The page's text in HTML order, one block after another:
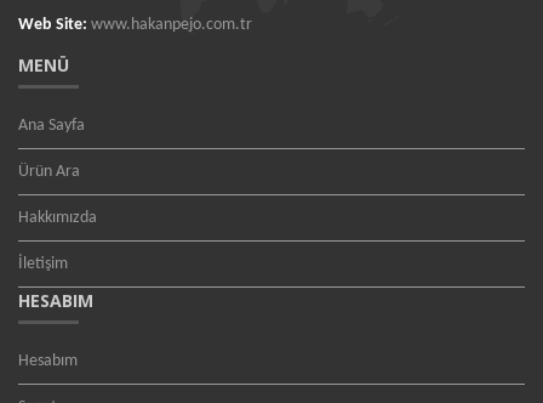
Web Site: www.hakanpejo.com.tr
MENÜ
Ana Sayfa
Ürün Ara
Hakkımızda
İletişim
HESABIM
Hesabım